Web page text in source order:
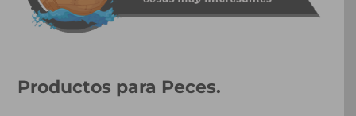
Productos para Peces.